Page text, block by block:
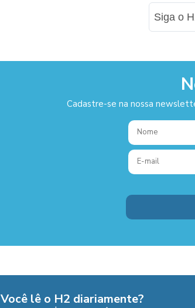
Siga o
Cadastre-se na nossa
Você lê o H2 diariamente?